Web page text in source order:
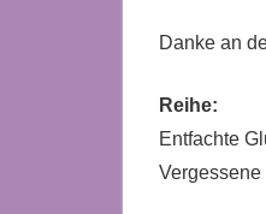
Danke an
Reihe:
Entfachte